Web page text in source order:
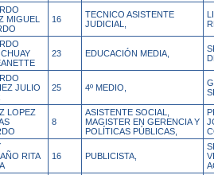
MIGUEL
16
TECNICO ASISTENTE
JUDICIAL,
23 EDUCACIÓN MEDIA,
JULIO
25 4º MEDIO,
LOPEZ
8
ASISTENTE SOCIAL,
MAGISTER EN GERENCIA Y
POLÍTICAS PÚBLICAS,
RITA
16 PUBLICISTA,